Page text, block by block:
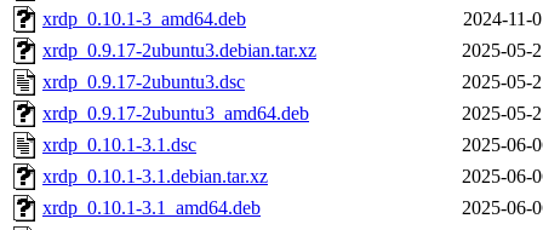
xrdp_0.10.1-3_amd64.deb
2024-11-
xrdp_0.9.17-2ubuntu3.debian.tar.xz
2025-05-
xrdp_0.9.17-2ubuntu3.dsc
2025-05-
xrdp_0.9.17-2ubuntu3_amd64.deb
2025-05-
xrdp_0.10.1-3.1.dsc
2025-06-
xrdp_0.10.1-3.1.debian.tar.xz
2025-06-
xrdp_0.10.1-3.1_amd64.deb
2025-06-